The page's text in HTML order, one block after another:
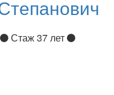
Стаж 37 лет